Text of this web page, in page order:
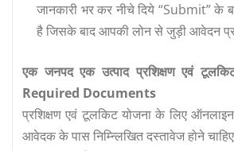
जानकारी भर कर नीचे दिये “Submit” के
है जिसके बाद आपकी लोन से जुड़ी आवेदन
एक जनपद एक उत्पाद प्रशिक्षण एवं
Required Documents
प्रशिक्षण एवं टूलकिट योजना के लिए
आवेदक के पास निम्न्लिखित दस्तावेज होने